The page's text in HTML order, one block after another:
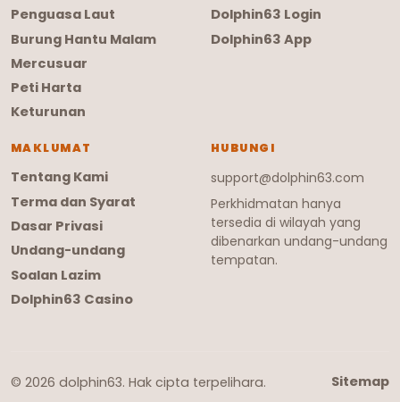
Penguasa Laut
Burung Hantu Malam
Mercusuar
Peti Harta
Keturunan
Dolphin63 Login
Dolphin63 App
MAKLUMAT
Tentang Kami
Terma dan Syarat
Dasar Privasi
Undang-undang
Soalan Lazim
Dolphin63 Casino
HUBUNGI
support@dolphin63.com
Perkhidmatan hanya
tersedia di wilayah yang
dibenarkan undang-undang
tempatan.
© 2026 dolphin63. Hak cipta terpelihara. Sitemap